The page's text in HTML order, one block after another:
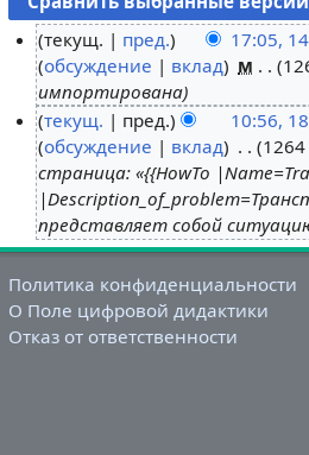
и
0
2
2
текущ. пред. 17:05,
обсуждение
вклад м
импортирована
я
2
0
2
текущ. пред. 10:56,
обсуждение
вклад
страница: «{{HowTo
представляет собой
Политика конфиденциальности
О Поле цифровой дидактики
Отказ от ответственности